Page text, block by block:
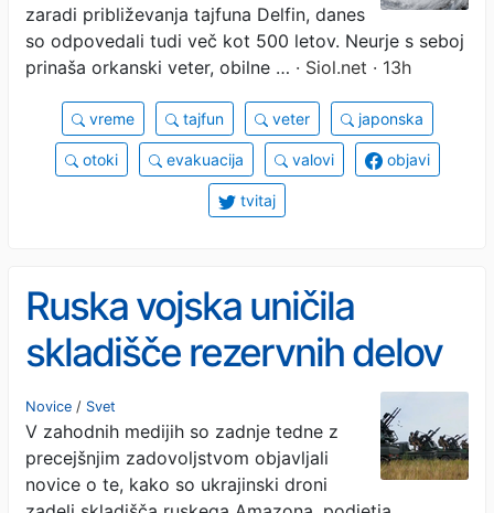
zaradi približevanja tajfuna Delfin, danes
so odpovedali tudi več kot 500 letov. Neurje s seboj
prinaša orkanski veter, obilne … · Siol.net · 13h
vreme tajfun veter japonska
otoki evakuacija valovi objavi
tvitaj
Ruska vojska uničila
skladišče rezervnih delov
za Toyote
Novice / Svet
V zahodnih medijih so zadnje tedne z
precejšnjim zadovoljstvom objavljali
novice o te, kako so ukrajinski droni